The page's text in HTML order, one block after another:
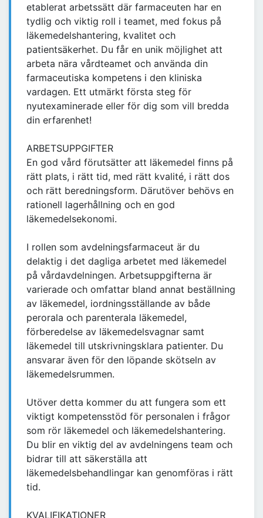
etablerat arbetssätt där farmaceuten har en
tydlig och viktig roll i teamet, med fokus på
läkemedelshantering, kvalitet och
patientsäkerhet. Du får en unik möjlighet att
arbeta nära vårdteamet och använda din
farmaceutiska kompetens i den kliniska
vardagen. Ett utmärkt första steg för
nyutexaminerade eller för dig som vill bredda
din erfarenhet!
ARBETSUPPGIFTER
En god vård förutsätter att läkemedel finns på
rätt plats, i rätt tid, med rätt kvalité, i rätt dos
och rätt beredningsform. Därutöver behövs en
rationell lagerhållning och en god
läkemedelsekonomi.
I rollen som avdelningsfarmaceut är du
delaktig i det dagliga arbetet med läkemedel
på vårdavdelningen. Arbetsuppgifterna är
varierade och omfattar bland annat beställning
av läkemedel, iordningsställande av både
perorala och parenterala läkemedel,
förberedelse av läkemedelsvagnar samt
läkemedel till utskrivningsklara patienter. Du
ansvarar även för den löpande skötseln av
läkemedelsrummen.
Utöver detta kommer du att fungera som ett
viktigt kompetensstöd för personalen i frågor
som rör läkemedel och läkemedelshantering.
Du blir en viktig del av avdelningens team och
bidrar till att säkerställa att
läkemedelsbehandlingar kan genomföras i rätt
tid.
KVALIFIKATIONER